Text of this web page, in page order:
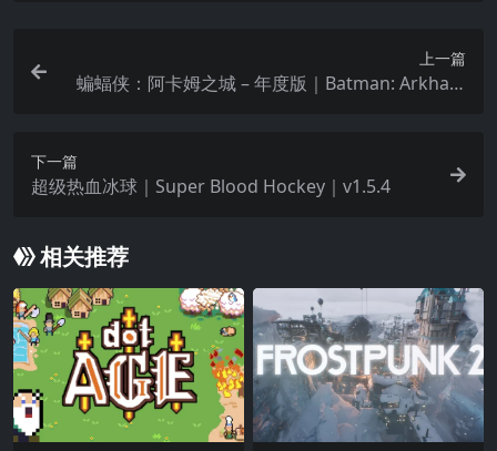
上一篇
蝙蝠侠：阿卡姆之城 – 年度版｜Batman: Arkham
下一篇
超级热血冰球｜Super Blood Hockey｜v1.5.4
相关推荐